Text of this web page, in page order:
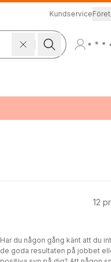
Kundservice
12
Har du någon gång känt att du
de goda resultaten på jobbet